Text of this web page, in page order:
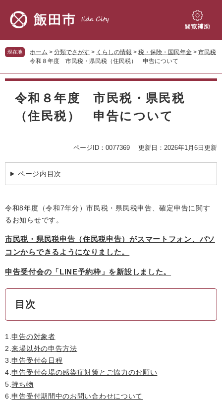
先
頭
す。
を
飛
し
閲
補
現在地 ホーム > 分類でさがす > くらしの情報 > 税・保険・国民年金 > 市民税
令和８年度 市民税・県民税（住民税） 申告について
本
令和８年度 市民税・県民税
（住民税） 申告について
ページID：0077369 更新日：2026年1月6日更新
ページ内目次
令和8年度（令和7年分）市民税・県民税申告、確定申告に関す
るお知らせです。
市民税・県民税申告（住民税申告）がスマートフォン、パソ
コンからできるようになりました。
申告受付会の「LINE予約枠」を新設しました。
目次
1.申告の対象者
2.来場以外の申告方法
3.申告受付会日程
4.申告受付会場の感染症対策とご協力のお願い
5.持ち物
6.申告受付期間中のお問い合わせについて